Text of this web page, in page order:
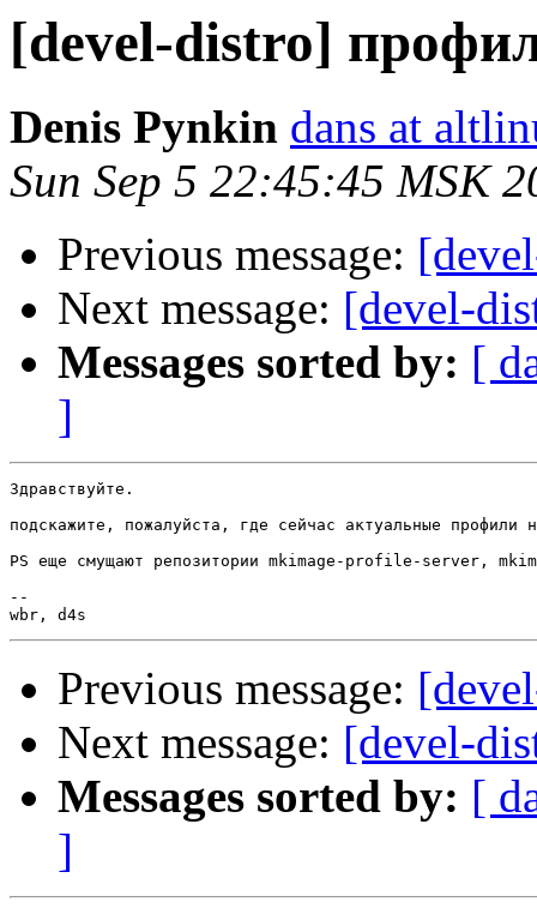
[devel-distro]
Denis Pynkin dans at
Sun Sep 5 22:45:45 MSK
Previous message:
Next message: [devel-
Messages sorted by: [
]
Здравствуйте.
подскажите, пожалуйста, где сейчас актуальные
PS еще смущают репозитории mkimage-profile-server,
--
Previous message:
Next message: [devel-
Messages sorted by: [
]